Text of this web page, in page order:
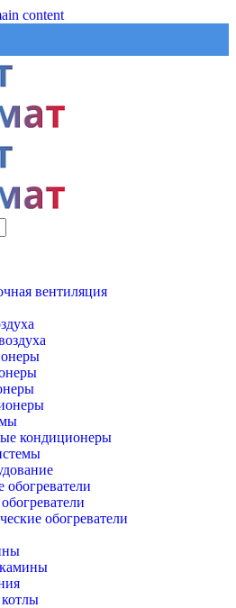
content
вентиляция
кондиционеры
обогреватели